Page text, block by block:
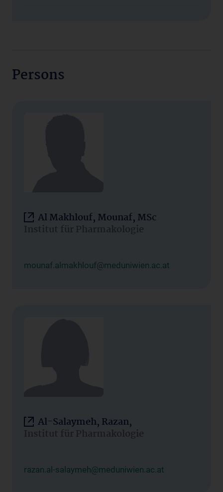
Persons
Al Makhlouf, Mounaf, MSc
Institut für Pharmakologie
mounaf.almakhlouf@meduniwien.ac.at
Al-Salaymeh, Razan,
Institut für Pharmakologie
razan.al-salaymeh@meduniwien.ac.at